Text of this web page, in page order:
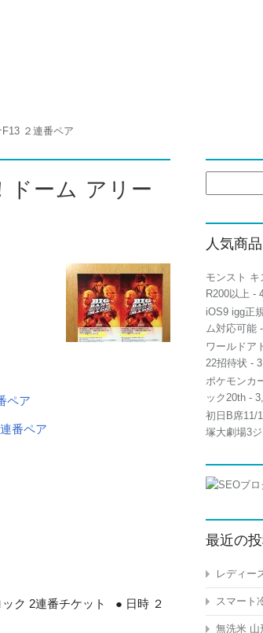
２連番ペア
ドーム アリー
ペア
ク 2連番チケット ● 日時 ２
索:
人気商
モンスト
R200以上 -
iOS9 igg正
ム対応可能
ワールドア
22招待状 -
ポケモンカ
ック20th -
初日B席11/
塚大劇場3ジ
最近の
レディー
スマート
無洗米 山